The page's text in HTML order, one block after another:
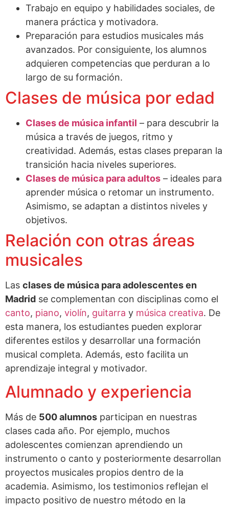
Trabajo en equipo y habilidades sociales, de
manera práctica y motivadora.
Preparación para estudios musicales más
avanzados. Por consiguiente, los alumnos
adquieren competencias que perduran a lo
largo de su formación.
Clases de música por edad
Clases de música infantil – para descubrir la
música a través de juegos, ritmo y
creatividad. Además, estas clases preparan la
transición hacia niveles superiores.
Clases de música para adultos – ideales para
aprender música o retomar un instrumento.
Asimismo, se adaptan a distintos niveles y
objetivos.
Relación con otras áreas
musicales
Las clases de música para adolescentes en
Madrid se complementan con disciplinas como el
canto, piano, violín, guitarra y música creativa. De
esta manera, los estudiantes pueden explorar
diferentes estilos y desarrollar una formación
musical completa. Además, esto facilita un
aprendizaje integral y motivador.
Alumnado y experiencia
Más de 500 alumnos participan en nuestras
clases cada año. Por ejemplo, muchos
adolescentes comienzan aprendiendo un
instrumento o canto y posteriormente desarrollan
proyectos musicales propios dentro de la
academia. Asimismo, los testimonios reflejan el
impacto positivo de nuestro método en la